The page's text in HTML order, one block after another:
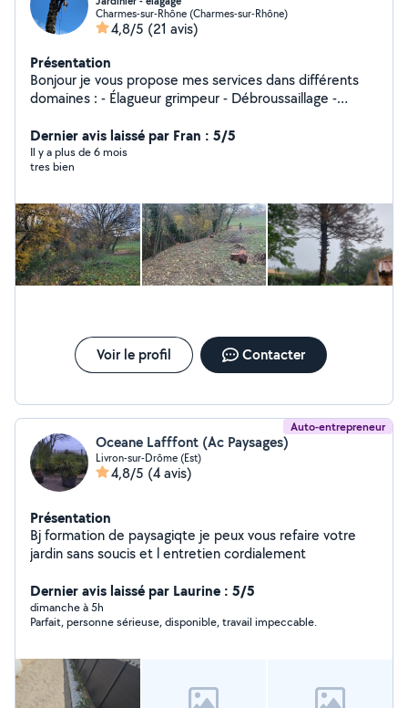
Charmes-sur-Rhône (Charmes-sur-Rhône)
4,8/5 (21 avis)
Présentation
Bonjour je vous propose mes services dans différents
domaines : - Élagueur grimpeur - Débroussaillage -
Entretien parc et jardin - Abattage Je suis élagueur
grimpeur de métier, je touche un peux à tout, j'effectue
tout types de travaux, je travaille toujours proprement,
toujours en sécurité. Toutes demandes sera étudié.
Dernier avis laissé par Fran : 5/5
Il y a plus de 6 mois
tres bien
Voir le profil Contacter
Auto-entrepreneur
Oceane Lafffont (Ac Paysages)
Livron-sur-Drôme (Est)
4,8/5 (4 avis)
Présentation
Bj formation de paysagiqte je peux vous refaire votre
jardin sans soucis et l entretien cordialement
Dernier avis laissé par Laurine : 5/5
dimanche à 5h
Parfait, personne sérieuse, disponible, travail impeccable.